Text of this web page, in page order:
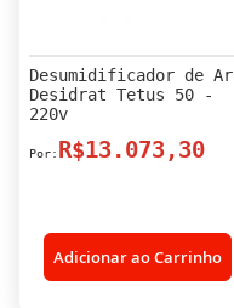
Desumidificador de Ar
Desidrat Tetus 50 -
220v
R$13.073,30
Adicionar ao Carrinho